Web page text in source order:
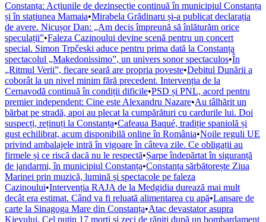
Constanța: Acțiunile de dezinsecție continuă în municipiul Constanța
și în stațiunea Mamaia•Mirabela Grădinaru și-a publicat declarația
de avere. Nicușor Dan: „Am decis împreună să înlăturăm orice
speculații”•Faleza Cazinoului devine scenă pentru un concert
special. Simon Trpčeski aduce pentru prima dată la Constanța
spectacolul „Makedonissimo”, un univers sonor spectaculos•În
„Ritmul Verii”, fiecare seară are propria poveste•Debitul Dunării a
coborât la un nivel minim fără precedent. Intervenția de la
Cernavodă continuă în condiții dificile•PSD și PNL, acord pentru
premier independent: Cine este Alexandru Nazare•Au tâlhărit un
bărbat pe stradă, apoi au plecat la cumpărături cu cardurile lui. Doi
suspecți, reținuți la Constanța•Cafeaua Baqué, tradiție spaniolă și
gust echilibrat, acum disponibilă online în România•Noile reguli UE
privind ambalajele intră în vigoare în câteva zile. Ce obligații au
firmele și ce riscă dacă nu le respectă•Șarpe îndepărtat în siguranță
de jandarmi, în municipiul Constanța•Constanța sărbătorește Ziua
Marinei prin muzică, lumină și spectacole pe faleza
Cazinoului•Intervenția RAJA de la Medgidia durează mai mult
decât era estimat. Când va fi reluată alimentarea cu apă•Lansare de
carte la Sinagoga Mare din Constanța•Atac devastator asupra
Kievului. Cel puțin 17 morți și zeci de răniți după un bombardament